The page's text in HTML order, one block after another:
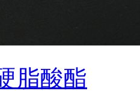
脂酸酯